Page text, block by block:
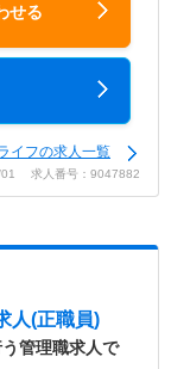
せる
イフの求人一覧
01 求人番号：9047882
人(正職員)
管理職求人で